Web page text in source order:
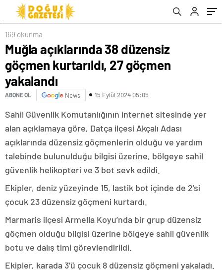
169 okunma
Muğla açıklarında 38 düzensiz
göçmen kurtarıldı, 27 göçmen
yakalandı
ABONE OL News 15 Eylül 2024 05:05
Sahil Güvenlik Komutanlığının internet sitesinde yer
alan açıklamaya göre, Datça ilçesi Akçalı Adası
açıklarında düzensiz göçmenlerin olduğu ve yardım
talebinde bulunulduğu bilgisi üzerine, bölgeye sahil
güvenlik helikopteri ve 3 bot sevk edildi.
Ekipler, deniz yüzeyinde 15, lastik bot içinde de 2’si
çocuk 23 düzensiz göçmeni kurtardı.
Marmaris ilçesi Armella Koyu’nda bir grup düzensiz
göçmen olduğu bilgisi üzerine bölgeye sahil güvenlik
botu ve dalış timi görevlendirildi.
Ekipler, karada 3’ü çocuk 8 düzensiz göçmeni yakaladı.